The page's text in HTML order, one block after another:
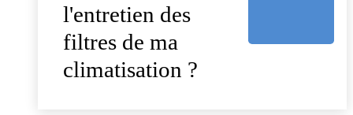
l'entretien des
filtres de ma
climatisation ?